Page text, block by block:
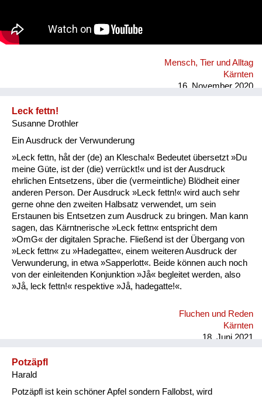
Mensch, Tier und Alltag
Kärnten
16. November 2020
Leck fettn!
Susanne Drothler
Ein Ausdruck der Verwunderung
»Leck fettn, håt der (de) an Klescha!« Bedeutet übersetzt »Du
meine Güte, ist der (die) verrückt!« und ist der Ausdruck
ehrlichen Entsetzens, über die (vermeintliche) Blödheit einer
anderen Person. Der Ausdruck »Leck fettn!« wird auch sehr
gerne ohne den zweiten Halbsatz verwendet, um sein
Erstaunen bis Entsetzen zum Ausdruck zu bringen. Man kann
sagen, das Kärntnerische »Leck fettn« entspricht dem
»OmG« der digitalen Sprache. Fließend ist der Übergang von
»Leck fettn« zu »Hadegatte«, einem weiteren Ausdruck der
Verwunderung, in etwa »Sapperlott«. Beide können auch noch
von der einleitenden Konjunktion »Jå« begleitet werden, also
»Jå, leck fettn!« respektive »Jå, hadegatte!«.
Fluchen und Reden
Kärnten
18. Juni 2021
Potzäpfl
Harald
Potzäpfl ist kein schöner Apfel sondern Fallobst, wird